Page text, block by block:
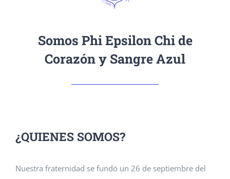
Somos Phi Epsilon Chi de
Corazón y Sangre Azul
¿QUIENES SOMOS?
Nuestra fraternidad se fundó un 26 de septiembre del